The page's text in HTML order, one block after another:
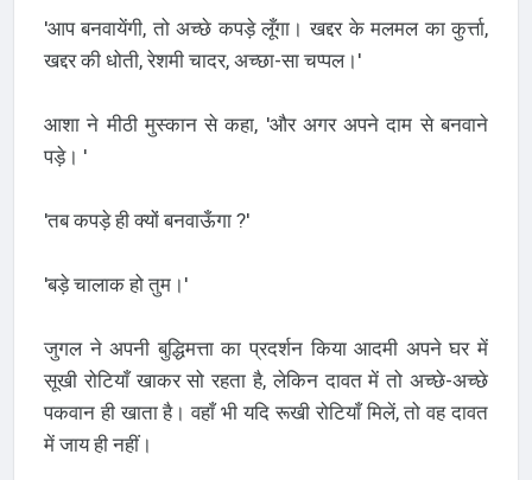
'आप बनवायेंगी, तो अच्छे कपड़े लूँगा। खद्दर के मलमल का कुर्त्ता,
खद्दर की धोती, रेशमी चादर, अच्छा-सा चप्पल।'
आशा ने मीठी मुस्कान से कहा, 'और अगर अपने दाम से बनवाने
पड़े। '
'तब कपड़े ही क्यों बनवाऊँगा ?'
'बड़े चालाक हो तुम।'
जुगल ने अपनी बुद्धिमत्ता का प्रदर्शन किया आदमी अपने घर में
सूखी रोटियाँ खाकर सो रहता है, लेकिन दावत में तो अच्छे-अच्छे
पकवान ही खाता है। वहाँ भी यदि रूखी रोटियाँ मिलें, तो वह दावत
में जाय ही नहीं।